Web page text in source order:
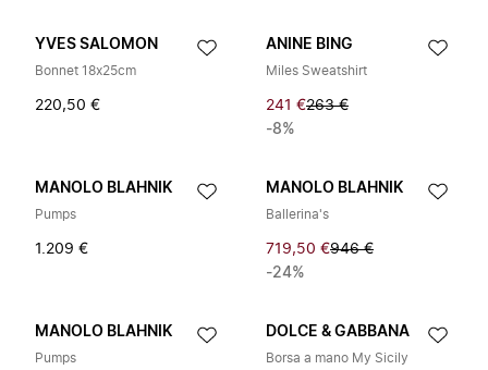
YVES SALOMON
Bonnet 18x25cm
220,50 €
ANINE BING
Miles Sweatshirt
241 €263 €
-8%
MANOLO BLAHNIK
Pumps
1.209 €
MANOLO BLAHNIK
Ballerina's
719,50 €946 €
-24%
MANOLO BLAHNIK
Pumps
DOLCE & GABBANA
Borsa a mano My Sicily